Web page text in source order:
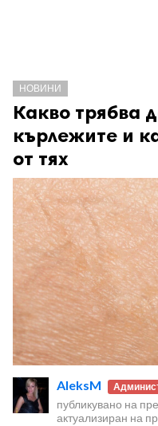
НОВИНИ
Какво трябва
кърлежите и
от тях
AleksM
публикувано на
актуализиран на